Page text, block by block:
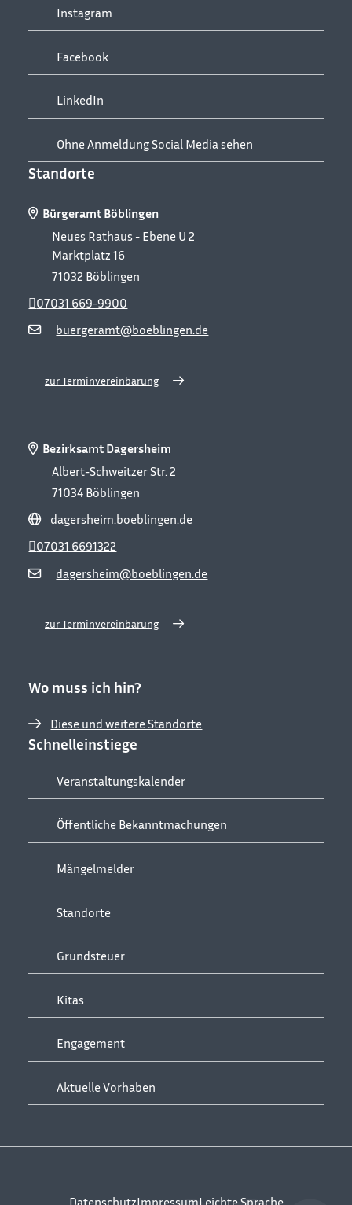
Instagram
Facebook
LinkedIn
Ohne Anmeldung Social Media sehen
Standorte
Bürgeramt Böblingen
Neues Rathaus - Ebene U 2
Marktplatz 16
71032 Böblingen
buergeramt@boeblingen.de
07031 669-9900
zur Terminvereinbarung
Bezirksamt Dagersheim
Albert-Schweitzer Str. 2
71034 Böblingen
dagersheim.boeblingen.de
dagersheim@boeblingen.de
07031 6691322
zur Terminvereinbarung
Wo muss ich hin?
Diese und weitere Standorte
Schnelleinstiege
Veranstaltungskalender
Öffentliche Bekanntmachungen
Mängelmelder
Standorte
Grundsteuer
Kitas
Engagement
Aktuelle Vorhaben